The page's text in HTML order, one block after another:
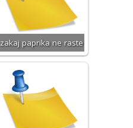
zakaj paprika ne raste